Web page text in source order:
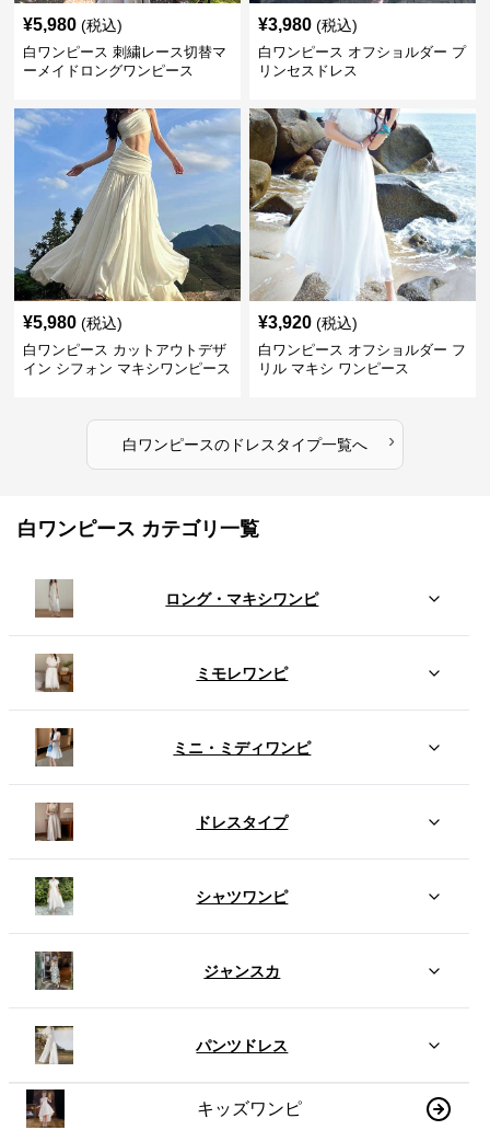
¥5,980 (税込)
白ワンピース 刺繍レース切替マ
ーメイドロングワンピース
¥3,980 (税込)
白ワンピース オフショルダー プ
リンセスドレス
¥5,980 (税込)
白ワンピース カットアウトデザ
イン シフォン マキシワンピース
¥3,920 (税込)
白ワンピース オフショルダー フ
リル マキシ ワンピース
白ワンピースのドレスタイプ一覧へ ›
白ワンピース カテゴリ一覧
ロング・マキシワンピ
ミモレワンピ
ミニ・ミディワンピ
ドレスタイプ
シャツワンピ
ジャンスカ
パンツドレス
キッズワンピ